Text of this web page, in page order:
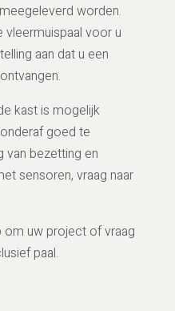
worden.
vleermuispaal voor u
aan dat u een
kast is mogelijk
goed te
van bezetting en
sensoren, vraag naar
uw project of vraag
paal.